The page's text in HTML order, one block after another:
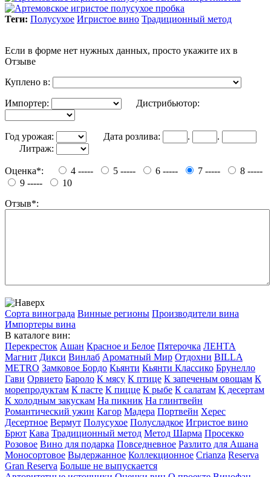
Теги: Полусухое Игристое вино Традиционный метод
Если в форме нет нужных данных, просто укажите их в
Отзыве
Куплено в:
Импортер: Дистрибьютор:
Год урожая: Дата розлива: .
.
Литраж:
Оценка*: 4 ----- 5 ----- 6 ----- 7 -----
8 -----
9 -----
10
Отзыв*:
Сорта винограда Винные регионы Производители вина
Импортеры вина
В каталоге вин:
Перекресток Ашан Красное и Белое Пятерочка ЛЕНТА
Магнит Дикси Винлаб Ароматный Мир Отдохни BILLA
METRO Замковое Бордо Кьянти Кьянти Классико Брунелло
Гави Орвието Бароло К мясу К птице К запеченым овощам К
морепродуктам К пасте К пицце К рыбе К салатам К десертам
К холодным закускам На пикник На глинтвейн
Романтический ужин Кагор Мадера Портвейн Херес
Десертное Вермут Полусухое Полусладкое Игристое вино
Брют Кава Традиционный метод Метод Шарма Просекко
Розовое Вино для подарка Повседневное Разлито для Ашана
Моносортовое Выдержанное Коллекционное Crianza Reserva
Gran Reserva Больше не выпускается